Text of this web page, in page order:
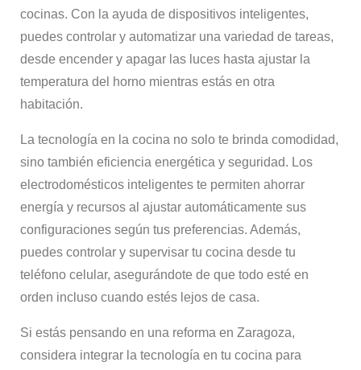
cocinas. Con la ayuda de dispositivos inteligentes,
puedes controlar y automatizar una variedad de tareas,
desde encender y apagar las luces hasta ajustar la
temperatura del horno mientras estás en otra
habitación.
La tecnología en la cocina no solo te brinda comodidad,
sino también eficiencia energética y seguridad. Los
electrodomésticos inteligentes te permiten ahorrar
energía y recursos al ajustar automáticamente sus
configuraciones según tus preferencias. Además,
puedes controlar y supervisar tu cocina desde tu
teléfono celular, asegurándote de que todo esté en
orden incluso cuando estés lejos de casa.
Si estás pensando en una reforma en Zaragoza,
considera integrar la tecnología en tu cocina para